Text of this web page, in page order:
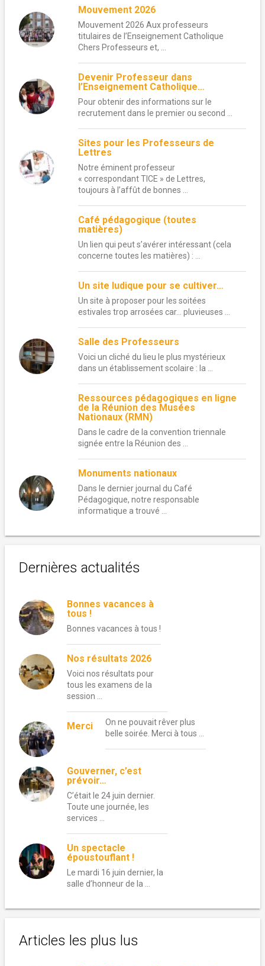
Mouvement 2026
Mouvement 2026 Aux professeurs
titulaires de l’Enseignement Catholique
Chers Professeurs et, ...
Devenir Professeur dans
l’Enseignement Catholique…
Pour obtenir des informations sur le
recrutement dans le premier ou second ...
Sites pour les Professeurs de
Lettres
Notre éminent professeur
« correspondant TICE » de Lettres,
toujours à l’affût de bonnes ...
Café pédagogique (toutes
matières)
Un lien qui peut s’avérer intéressant (cela
concerne toutes les matières) : ...
Un site ludique pour se cultiver…
Un site à proposer pour les soitées
estivales trop arrosées car… pluvieuses ...
Salle des Professeurs
Voici un cliché du lieu le plus mystérieux
dans un établissement scolaire : la ...
Ressources pédagogiques en ligne
de la Réunion des Musées
Nationaux (RMN)
Dans le cadre de la convention triennale
signée entre la Réunion des ...
Monuments nationaux
Dans le dernier journal du Café
Pédagogique, notre responsable
informatique a trouvé ...
Dernières actualités
Bonnes vacances à
tous !
Bonnes vacances à tous !
Nos résultats 2026
Voici nos résultats pour
tous les examens de la
session …
Merci
On ne pouvait rêver plus
belle soirée. Merci à tous …
Gouverner, c’est
prévoir…
C’était le 24 juin dernier.
Toute une journée, les
services …
Un spectacle
époustouflant !
Le mardi 16 juin dernier, la
salle d’honneur de la …
Articles les plus lus